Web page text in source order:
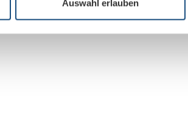
Auswahl erlauben